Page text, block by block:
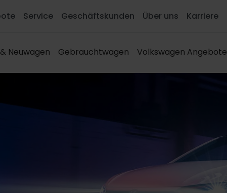
Service Geschäftskunden Über uns Karriere
Neuwagen Gebrauchtwagen Volkswagen Angebote